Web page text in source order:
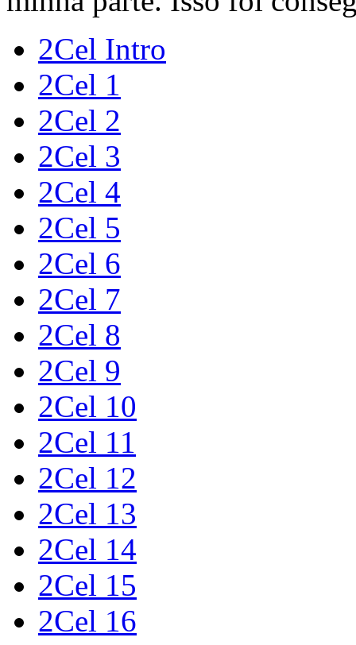
2Cel Intro
2Cel 1
2Cel 2
2Cel 3
2Cel 4
2Cel 5
2Cel 6
2Cel 7
2Cel 8
2Cel 9
2Cel 10
2Cel 11
2Cel 12
2Cel 13
2Cel 14
2Cel 15
2Cel 16